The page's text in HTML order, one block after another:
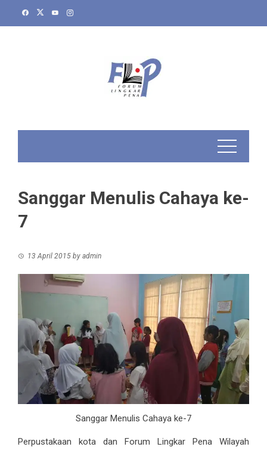
Sanggar Menulis Cahaya ke-
7
13 April 2015 by admin
Sanggar Menulis Cahaya ke-7
Perpustakaan kota dan Forum Lingkar Pena Wilayah